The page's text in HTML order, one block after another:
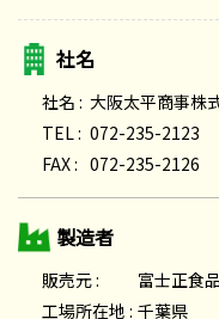
社名
社名 : 大阪太平商事株
TEL : 072-235-2123
FAX : 072-235-2126
製造者
販売元 :
富士正食
工場所在地 : 千葉県